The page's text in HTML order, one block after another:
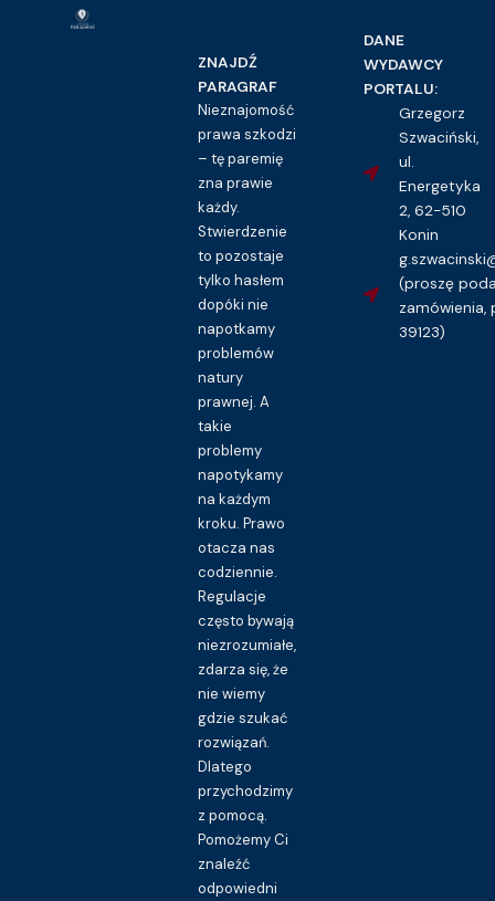
ZNAJDŹ
PARAGRAF
Nieznajomość
prawa szkodzi
– tę paremię
zna prawie
każdy.
Stwierdzenie
to pozostaje
tylko hasłem
dopóki nie
napotkamy
problemów
natury
prawnej. A
takie
problemy
napotykamy
na każdym
kroku. Prawo
otacza nas
codziennie.
Regulacje
często bywają
niezrozumiałe,
zdarza się, że
nie wiemy
gdzie szukać
rozwiązań.
Dlatego
przychodzimy
z pomocą.
Pomożemy Ci
znaleźć
odpowiedni
DANE
WYDAWCY
PORTALU:
Grzegorz
Szwaciński,
ul.
Energetyka
2, 62-510
Konin
(proszę
zamówienia,
39123)